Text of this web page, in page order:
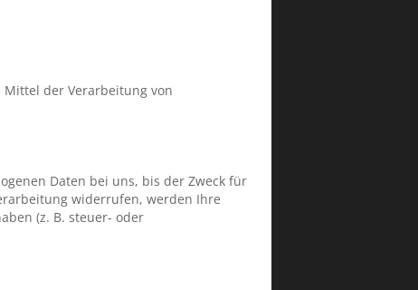
der Verarbeitung von
Daten bei uns, bis der Zweck für
widerrufen, werden Ihre
(z. B. steuer- oder